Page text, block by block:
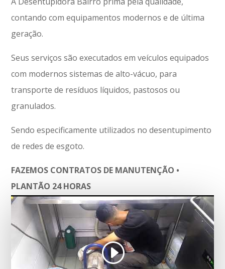
contando com equipamentos modernos e de última
geração.
Seus serviços são executados em veículos equipados
com modernos sistemas de alto-vácuo, para
transporte de resíduos líquidos, pastosos ou
granulados.
Sendo especificamente utilizados no desentupimento
de redes de esgoto.
FAZEMOS CONTRATOS DE MANUTENÇÃO •
PLANTÃO 24 HORAS